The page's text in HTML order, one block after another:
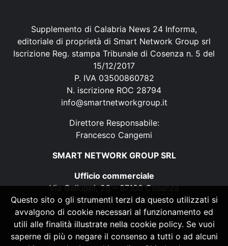
Supplemento di Calabria News 24 Informa,
editoriale di proprietà di Smart Network Group srl
Iscrizione Reg. stampa Tribunale di Cosenza n. 5 del
15/12/2017
P. IVA 03500860782
N. iscrizione ROC 28794
info@smartnetworkgroup.it
Direttore Responsabile:
Francesco Cangemi
SMART NETWORK GROUP SRL
Ufficio commerciale
Via Galluppi, 26 – 87100 Cosenza
P. IVA 03500860782
N. iscrizione ROC 28794
info@smartnetworkgroup.it
Questo sito o gli strumenti terzi da questo utilizzati si
avvalgono di cookie necessari al funzionamento ed
utili alle finalità illustrate nella cookie policy. Se vuoi
saperne di più o negare il consenso a tutti o ad alcuni